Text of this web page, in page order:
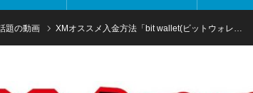
題の動画 XMオススメ入金方法「bit wallet(ビットウォレ…